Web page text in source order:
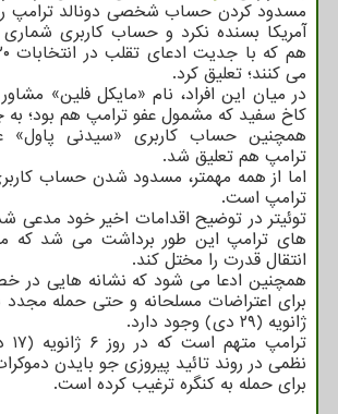
مسدود کردن حساب شخصی دونالد ترامپ
آمریکا بسنده نکرد و حساب کاربری شماری
می کنند؛ تعلیق کرد.
در میان این افراد، نام «مایکل فلین»
کاخ سفید که مشمول عفو ترامپ هم بود؛
همچنین حساب کاربری «سیدنی پاول»
ترامپ هم تعلیق شد.
اما از همه مهمتر، مسدود شدن حساب
ترامپ است.
توئیتر در توضیح اقدامات اخیر خود مدعی
های ترامپ این طور برداشت می شد که
انتقال قدرت را مختل کند.
همچنین ادعا می شود که نشانه هایی در
ژانویه (۲۹ دی) وجود دارد.
نظمی در روند تائید پیروزی جو بایدن
برای حمله به کنگره ترغیب کرده است.